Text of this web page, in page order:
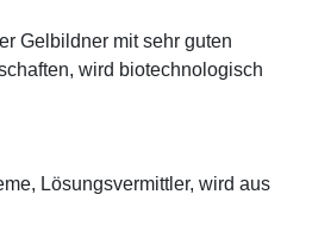
Gelbildner mit sehr guten
wird biotechnologisch
Lösungsvermittler, wird aus